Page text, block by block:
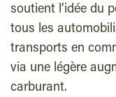
soutient l’idée du
tous les
transports en
via une légère
carburant.